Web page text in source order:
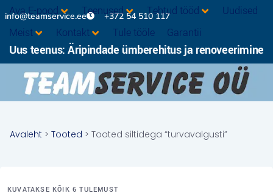
info@teamservice.ee +372 54 510 117
Ava E-pood Teenused Tehtud tööd
Uudised
Meist
Kontakt Tule tööle Garantii
Uus teenus: Äripindade ümberehitus ja renoveerimine
Avaleht > Tooted > Tooted siltidega “turvavalgusti”
KUVATAKSE KÕIK 6 TULEMUST